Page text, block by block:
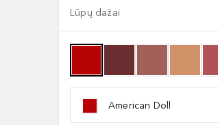
Lūpų dažai
American Doll